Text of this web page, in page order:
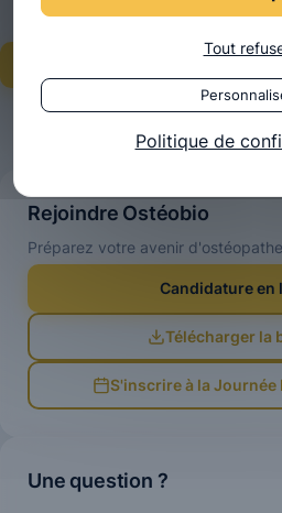
Rejoindre Ostéobio
Préparez votre avenir
Candidature en
Télécharger la
S'inscrire à la Journée
Une question ?
Tout
Politique de